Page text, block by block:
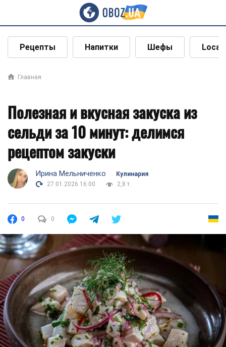
Рецепты Напитки Шефы Local
Главная
Полезная и вкусная закуска из
сельди за 10 минут: делимся
рецептом закуски
Ирина Мельниченко
Кулинария
27.01.2026 16:00
2,8 т.
0 0